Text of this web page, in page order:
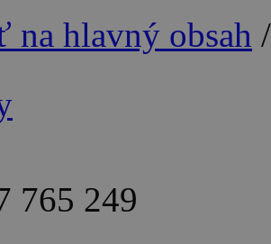
na hlavný obsah
765 249